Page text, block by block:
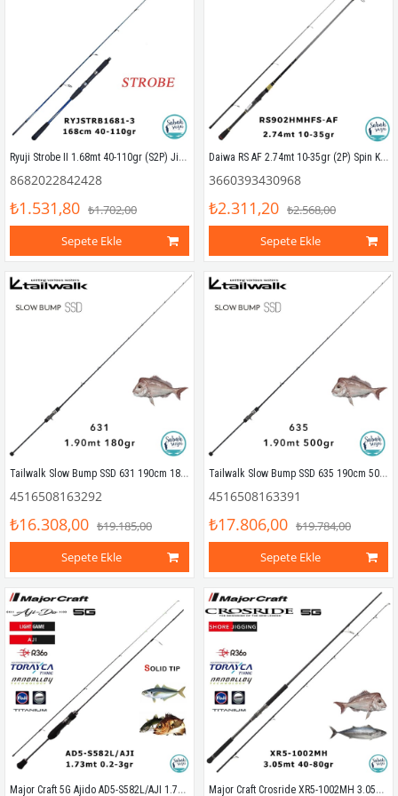
Ryuji Strobe II 1.68mt 40-110gr (S2P) Jigging Kamış
8682022842428
₺1.531,80 ₺1.702,00
Sepete Ekle
Daiwa RS AF 2.74mt 10-35gr (2P) Spin Kamış
3660393430968
₺2.311,20 ₺2.568,00
Sepete Ekle
Tailwalk Slow Bump SSD 631 190cm 180gr (1P) Tetikli Slow Jigging Kamış
4516508163292
₺16.308,00 ₺19.185,00
Sepete Ekle
Tailwalk Slow Bump SSD 635 190cm 500gr (1P) Tetikli Slow Jigging Kamış
4516508163391
₺17.806,00 ₺19.784,00
Sepete Ekle
Major Craft 5G Ajido AD5-S582L/AJI 1.73mt 0.2-3gr (2P) LRF Kamış Major Craft Crosride XR5-1002MH 3.05mt 40-80gr (2P) Shore Jigging Kamış